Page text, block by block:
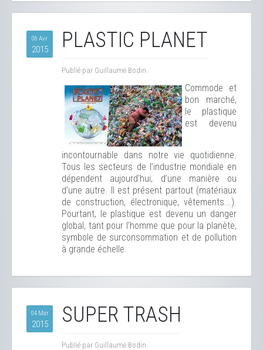
06 Avr
2015 PLASTIC PLANET
Publié par Guillaume Bodin.
Commode et
bon marché,
le plastique
est devenu
incontournable dans notre vie quotidienne.
Tous les secteurs de l’industrie mondiale en
dépendent aujourd’hui, d’une manière ou
d’une autre. Il est présent partout (matériaux
de construction, électronique, vêtements...).
Pourtant, le plastique est devenu un danger
global, tant pour l’homme que pour la planète,
symbole de surconsommation et de pollution
à grande échelle.
04 Mar
2015 SUPER TRASH
Publié par Guillaume Bodin.